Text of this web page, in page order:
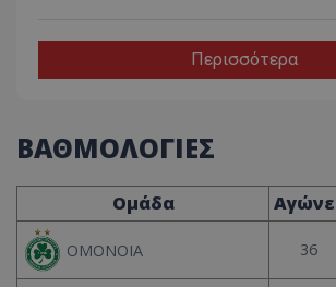
Περισσότερα
ΒΑΘΜΟΛΟΓΙΕΣ
Ομάδα
ΟΜΟΝΟΙΑ 36